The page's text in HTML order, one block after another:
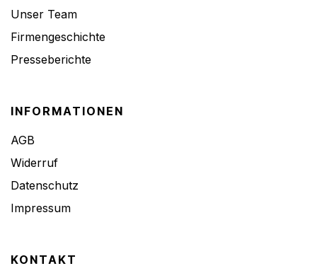
Unser Team
Firmengeschichte
Presseberichte
INFORMATIONEN
AGB
Widerruf
Datenschutz
Impressum
KONTAKT